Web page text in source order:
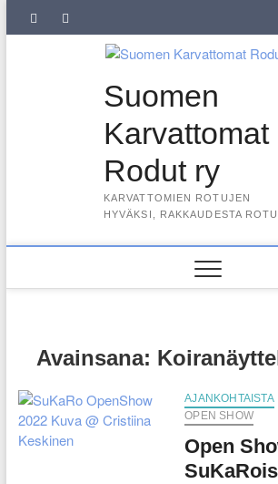
SuKaRo
Instagramisssa
kysytyt
meksikolaiset
perulaiset
jäsenrekisterin
Suomen
Karvattomat
Rodut ry
KARVATTOMIEN ROTUJEN
HYVÄKSI, RAKKAUDESTA
Avainsana:
AJANKOHTAISTA
OPEN SHOW
Open